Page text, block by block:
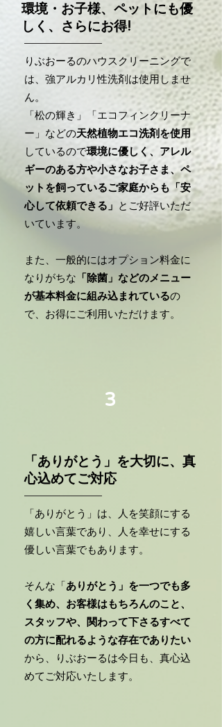
環境・お子様、ペットにも優
しく、さらにお得!
りぶおーるのハウスクリーニングで
は、強アルカリ性洗剤は使用しませ
ん。
「松の輝き」「エコフィンクリーナ
ー」などの天然植物エコ洗剤を使用
しているので環境に優しく、アレル
ギーのある方や小さなお子さま、ペ
ットを飼っているご家庭からも「安
心して依頼できる」 とご好評いただ
いています。
また、一般的にはオプション料金に
なりがちな 「除菌」などのメニュー
が基本料金に組み込まれているの
で、お得にご利用いただけます。
3
「ありがとう」を大切に、真
心込めてご対応
「ありがとう」は、人を笑顔にする
嬉しい言葉であり、人を幸せにする
優しい言葉でもあります。
そんな「ありがとう」を一つでも多
く集め、お客様はもちろんのこと、
スタッフや、関わって下さるすべて
の方に配れるような存在でありたい
から、りぶおーるは今日も、真心込
めてご対応いたします。